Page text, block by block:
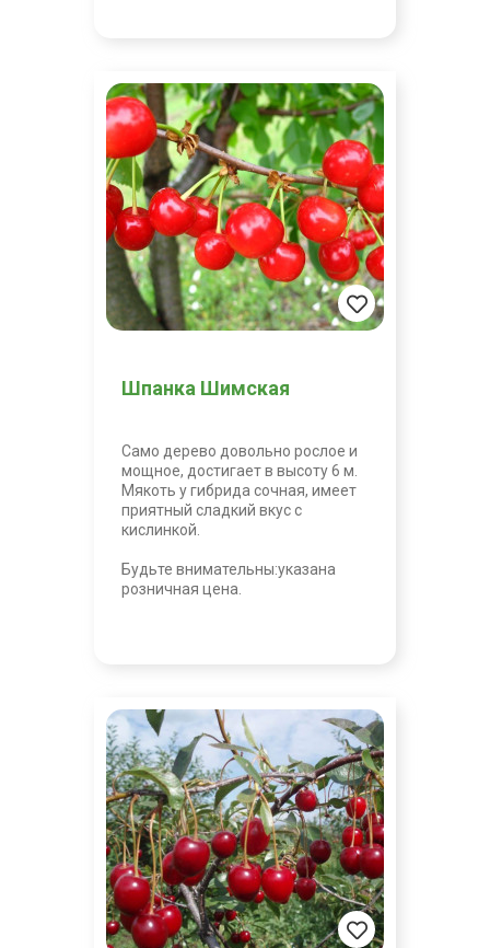
Шпанка Шимская
Само дерево довольно рослое и
мощное, достигает в высоту 6 м.
Мякоть у гибрида сочная, имеет
приятный сладкий вкус с
кислинкой.
Будьте внимательны:указана
розничная цена.